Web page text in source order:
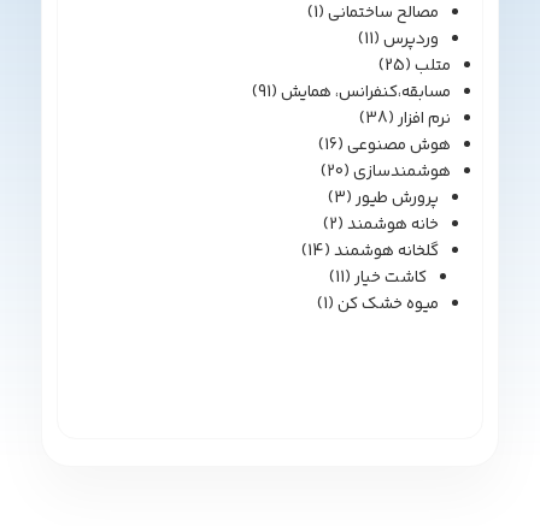
مصالح ساختمانی(1)
وردپرس(11)
متلب(25)
مسابقه،کنفرانس، همایش(91)
نرم افزار(38)
هوش مصنوعی(16)
هوشمندسازی(20)
پرورش طیور(3)
خانه هوشمند(2)
گلخانه هوشمند(14)
کاشت خیار(11)
میوه خشک کن(1)